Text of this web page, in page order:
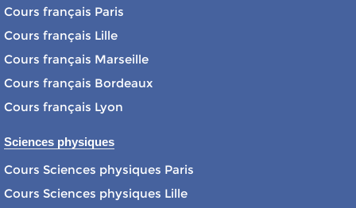
Cours français Paris
Cours français Lille
Cours français Marseille
Cours français Bordeaux
Cours français Lyon
Sciences physiques
Cours Sciences physiques Paris
Cours Sciences physiques Lille